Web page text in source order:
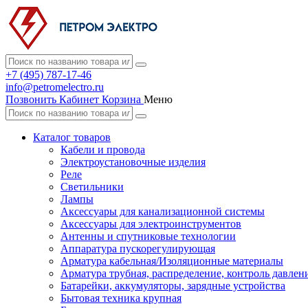
+7 (495) 787-17-46
info@petromelectro.ru
Позвонить Кабинет Корзина Меню
Каталог товаров
Кабели и провода
Электроустановочные изделия
Реле
Светильники
Лампы
Аксессуары для канализационной системы
Аксессуары для электроинструментов
Антенны и спутниковые технологии
Аппаратура пускорегулирующая
Арматура кабельная/Изоляционные материалы
Арматура трубная, распределение, контроль
Батарейки, аккумуляторы, зарядные устройства
Бытовая техника крупная